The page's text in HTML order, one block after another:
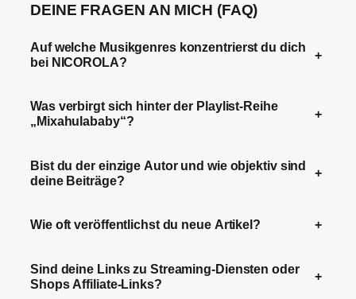
DEINE FRAGEN AN MICH (FAQ)
Auf welche Musikgenres konzentrierst du dich
bei NICOROLA?
+
Was verbirgt sich hinter der Playlist-Reihe
„Mixahulababy“?
+
Bist du der einzige Autor und wie objektiv sind
deine Beiträge?
+
Wie oft veröffentlichst du neue Artikel? +
Sind deine Links zu Streaming-Diensten oder
Shops Affiliate-Links?
+